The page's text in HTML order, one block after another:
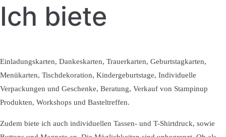
Ich biete
Einladungskarten, Dankeskarten, Trauerkarten, Geburtstagkarten,
Menükarten, Tischdekoration, Kindergeburtstage, Individuelle
Verpackungen und Geschenke, Beratung, Verkauf von Stampinup
Produkten, Workshops und Basteltreffen.
Zudem biete ich auch individuellen Tassen- und T-Shirtdruck, sowie